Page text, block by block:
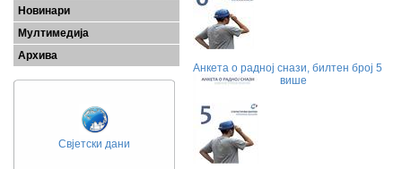
Новинари
Мултимедија
Архива
Свјетски дани
Анкета о радној снази, билтен број 5
више